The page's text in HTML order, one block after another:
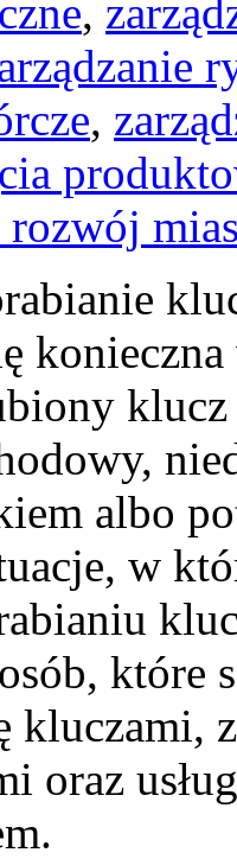
,
,
albo
w
które
kluczami,
oraz